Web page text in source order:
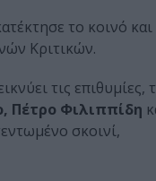
το κοινό και
Κριτικών.
τις επιθυμίες,
Πέτρο Φιλιππίδη
σκοινί,